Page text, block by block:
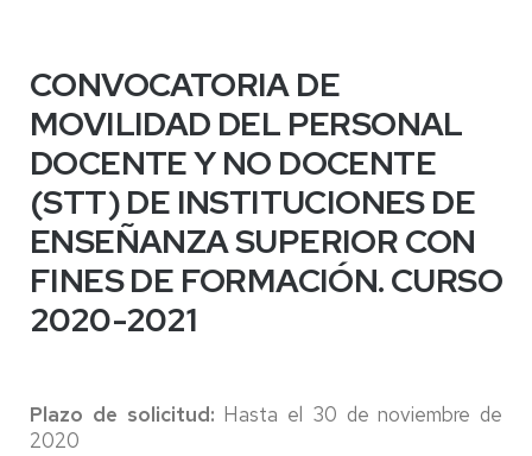
CONVOCATORIA DE
MOVILIDAD DEL PERSONAL
DOCENTE Y NO DOCENTE
(STT) DE INSTITUCIONES DE
ENSEÑANZA SUPERIOR CON
FINES DE FORMACIÓN. CURSO
2020-2021
Plazo de solicitud: Hasta el 30 de noviembre de
2020